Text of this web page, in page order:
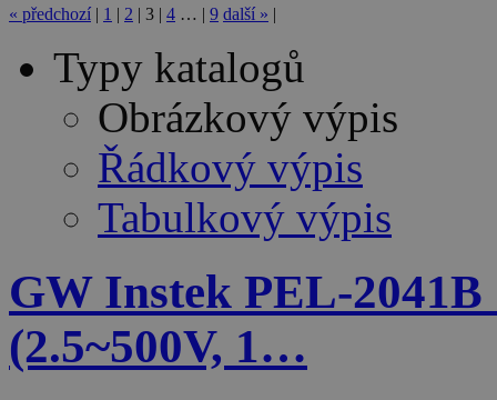
« předchozí 1 2 3 4 … 9 další »
Typy katalogů
Obrázkový výpis
Řádkový výpis
Tabulkový výpis
GW Instek PEL-
(2.5~500V, 1…